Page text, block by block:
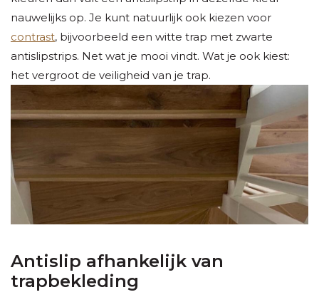
nauwelijks op. Je kunt natuurlijk ook kiezen voor
contrast, bijvoorbeeld een witte trap met zwarte
antislipstrips. Net wat je mooi vindt. Wat je ook kiest:
het vergroot de veiligheid van je trap.
Antislip afhankelijk van
trapbekleding